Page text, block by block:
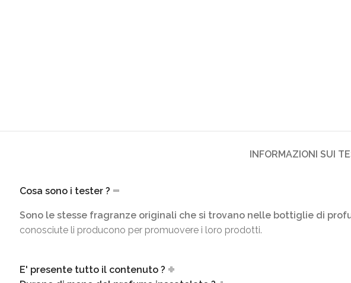
INFORMAZIONI SUI
Cosa sono i tester ?
Sono le stesse fragranze originali che si trovano nelle bottiglie di
conosciute li producono per promuovere i loro prodotti.
E' presente tutto il contenuto ?